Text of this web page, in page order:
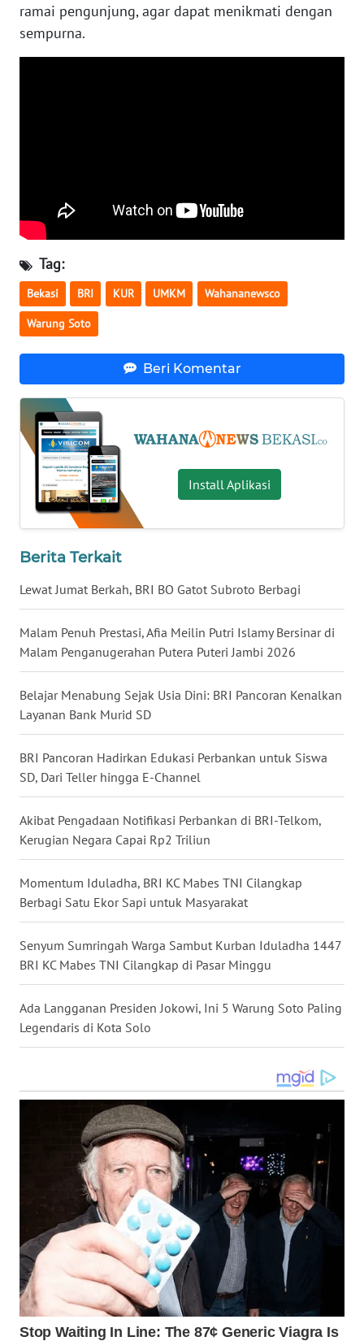
ramai pengunjung, agar dapat menikmati dengan
sempurna.
Tag:
Bekasi BRI KUR UMKM Wahananewsco
Warung Soto
Beri Komentar
Install Aplikasi
Berita Terkait
Lewat Jumat Berkah, BRI BO Gatot Subroto Berbagi
Malam Penuh Prestasi, Afia Meilin Putri Islamy Bersinar di
Malam Penganugerahan Putera Puteri Jambi 2026
Belajar Menabung Sejak Usia Dini: BRI Pancoran Kenalkan
Layanan Bank Murid SD
BRI Pancoran Hadirkan Edukasi Perbankan untuk Siswa
SD, Dari Teller hingga E-Channel
Akibat Pengadaan Notifikasi Perbankan di BRI-Telkom,
Kerugian Negara Capai Rp2 Triliun
Momentum Iduladha, BRI KC Mabes TNI Cilangkap
Berbagi Satu Ekor Sapi untuk Masyarakat
Senyum Sumringah Warga Sambut Kurban Iduladha 1447
BRI KC Mabes TNI Cilangkap di Pasar Minggu
Ada Langganan Presiden Jokowi, Ini 5 Warung Soto Paling
Legendaris di Kota Solo
WN
NUSANTARA
WN
BALI
WN
KALBAR
WN
KALTARA
WN
KALSEL
WN
GORONTALO
WN
SULUT
WN
MALUKU
WN
MALUT
WN
DAIRI
WN
DANAU
NIAS
LANGKAT
TAPANULI
SELATAN
TANJUNG
LESUNG
KARO